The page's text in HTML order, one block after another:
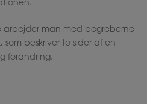
arbejder man med begreberne
beskriver to sider af en
forandring.